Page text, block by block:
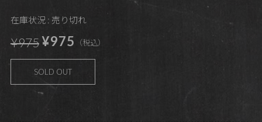
在庫状況 : 売り切れ
¥975¥975 （税込）
SOLD OUT